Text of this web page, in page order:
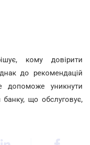
кому довірити
до рекомендацій
допоможе уникнути
банку, що обслуговує,